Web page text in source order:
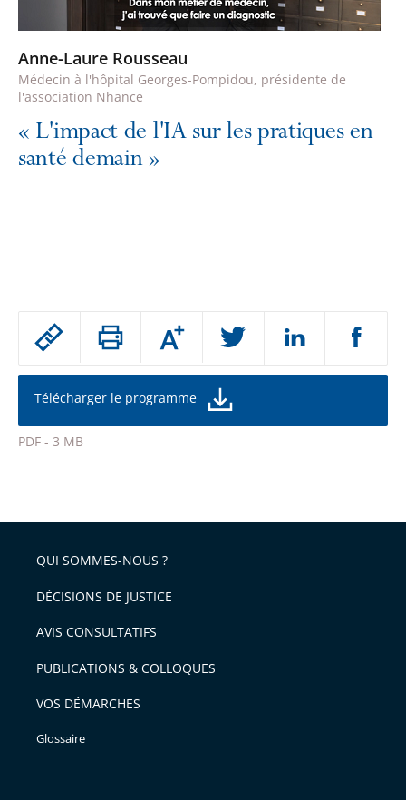
Passer
partage
de
l'article
pour
Augmenter
ou
la
de
police
Télécharger le programme
PDF - 3 MB
l'article
pour
avant
Anne-Laure Rousseau
Médecin à l'hôpital Georges-Pompidou, présidente de
l'association Nhance
« L'impact de l'IA sur les pratiques en
santé demain»
QUI SOMMES-NOUS ?
DÉCISIONS DE JUSTICE
AVIS CONSULTATIFS
PUBLICATIONS & COLLOQUES
VOS DÉMARCHES
Glossaire